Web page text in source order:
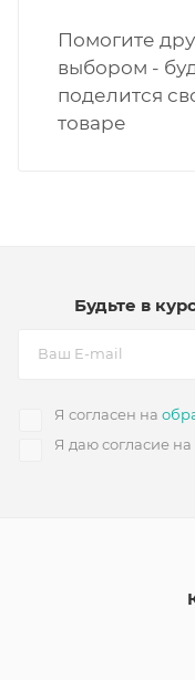
Помогите
выбором -
поделится
товаре
Будьте в
Я согласен на
Я даю согласие